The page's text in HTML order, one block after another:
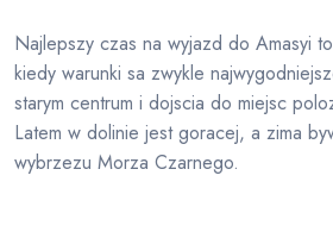
Najlepszy czas na wyjazd do Amasyi
kiedy warunki sa zwykle
starym centrum i dojscia do miejsc
Latem w dolinie jest goracej, a zima
wybrzezu Morza Czarnego.